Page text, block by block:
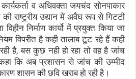
व अधिवक्ता जयचंद सोनपाकार
राष्ट्र्रीय उद्यान में अवैघ रूप से गिटटी
निर्माण कार्यो में प्रयुक्त किया जा
विपरीत है कही तालाब टूट रहे हैं कही
है, बस कुछ नही हो रहा तो वह है जांच
कि अब प्रशासन से जांच की उम्मीद
शासन की छवि खराब हो रही है।